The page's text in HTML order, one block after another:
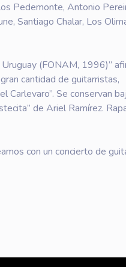
Pedemonte, Antonio
Santiago Chalar, Los
(FONAM, 1996)”
cantidad de guitarristas,
Se conservan
de Ariel Ramírez.
con un concierto de